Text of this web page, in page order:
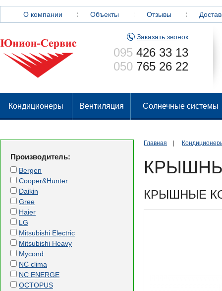
О компании Объекты Отзывы
Заказать звонок
095 426 33 13
050 765 26 22
Кондиционеры Вентиляция Солнечные системы
Главная
КРЫШНЫЕ
Производитель:
Bergen
Cooper&Hunter
Daikin
Gree
Haier
LG
Mitsubishi Electric
Mitsubishi Heavy
Mycond
NC clima
NC ENERGE
OCTOPUS